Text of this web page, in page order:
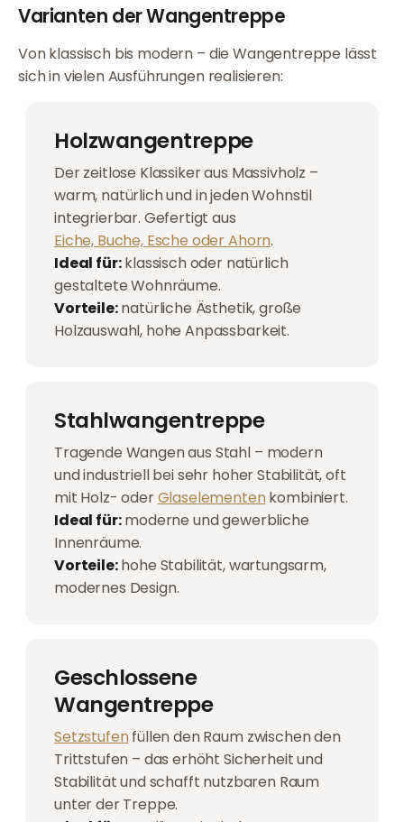
Varianten der Wangentreppe
Von klassisch bis modern – die Wangentreppe lässt
sich in vielen Ausführungen realisieren:
Holzwangentreppe
Der zeitlose Klassiker aus Massivholz –
warm, natürlich und in jeden Wohnstil
integrierbar. Gefertigt aus
Eiche, Buche, Esche oder Ahorn.
Ideal für:klassisch oder natürlich
gestaltete Wohnräume.
Vorteile:natürliche Ästhetik, große
Holzauswahl, hohe Anpassbarkeit.
Stahlwangentreppe
Tragende Wangen aus Stahl – modern
und industriell bei sehr hoher Stabilität, oft
mit Holz- oderGlaselementenkombiniert.
Ideal für:moderne und gewerbliche
Innenräume.
Vorteile:hohe Stabilität, wartungsarm,
modernes Design.
Geschlossene
Wangentreppe
Setzstufenfüllen den Raum zwischen den
Trittstufen – das erhöht Sicherheit und
Stabilität und schafft nutzbaren Raum
unter der Treppe.